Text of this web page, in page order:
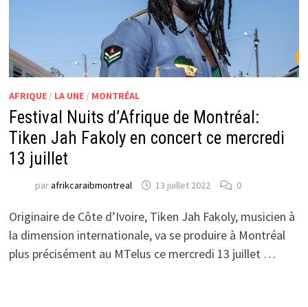
AFRIQUE/ LA UNE/ MONTRÉAL
Festival Nuits d’Afrique de Montréal:
Tiken Jah Fakoly en concert ce mercredi
13 juillet
parafrikcaraibmontreal 13 juillet 2022 0
Originaire de Côte d’Ivoire, Tiken Jah Fakoly, musicien à
la dimension internationale, va se produire à Montréal
plus précisément au MTelus ce mercredi 13 juillet …